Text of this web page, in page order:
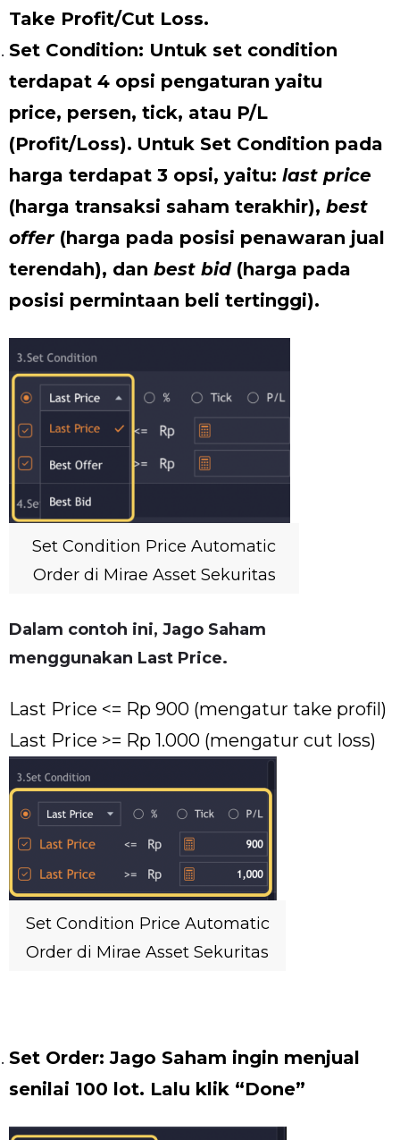
Take Profit/Cut Loss.
Set Condition: Untuk set condition
terdapat 4 opsi pengaturan yaitu
price, persen, tick, atau P/L
(Profit/Loss). Untuk Set Condition pada
harga terdapat 3 opsi, yaitu: last price
(harga transaksi saham terakhir), best
offer(harga pada posisi penawaran jual
terendah), dan best bid (harga pada
posisi permintaan beli tertinggi).
Set Condition Price Automatic
Order di Mirae Asset Sekuritas
Dalam contoh ini, Jago Saham
menggunakan Last Price.
Last Price <= Rp 900 (mengatur take profil)
Last Price >= Rp 1.000 (mengatur cut loss)
Set Condition Price Automatic
Order di Mirae Asset Sekuritas
Set Order: Jago Saham ingin menjual
senilai 100 lot. Lalu klik “Done”